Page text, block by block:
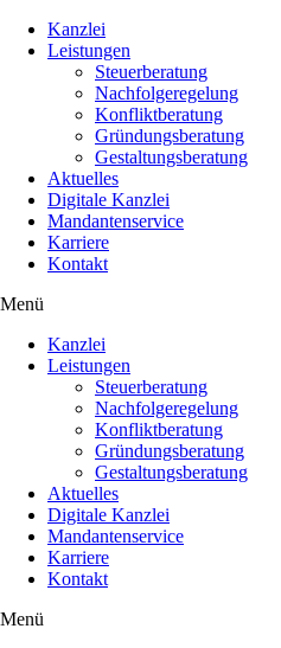
Kanzlei
Leistungen
Steuerberatung
Nachfolgeregelung
Konfliktberatung
Gründungsberatung
Gestaltungsberatung
Aktuelles
Digitale Kanzlei
Mandantenservice
Karriere
Kontakt
Menü
Kanzlei
Leistungen
Steuerberatung
Nachfolgeregelung
Konfliktberatung
Gründungsberatung
Gestaltungsberatung
Aktuelles
Digitale Kanzlei
Mandantenservice
Karriere
Kontakt
Menü